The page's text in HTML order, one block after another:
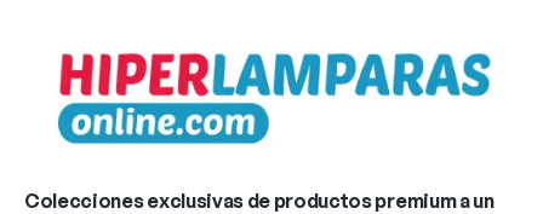
Colecciones exclusivas de productos premium a un